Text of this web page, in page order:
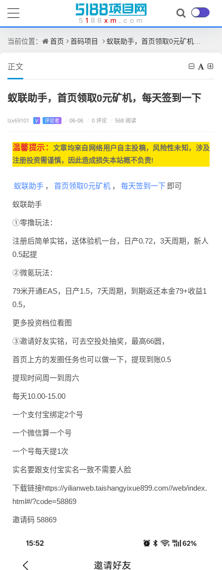
当前位置： 首页 首码项目 蚁联助手，首页领取0元矿机，每天签到一下
正文
蚁联助手，首页领取0元矿机，每天签到一下
lzx69101 V 评论者 / 06-06 / 0 评论 / 568 阅读
温馨提示： 文章均来自网络用户自主投稿， 风险性未知，涉及
注册投资需谨慎，因此造成损失本站概不负责!
蚁联助手 ， 首页领取0元矿机 ， 每天签到一下 即可
蚁联助手
①零撸玩法：
注册后简单实铭，送体验机一台，日产0.72， 3天周期，新人
0.5起提
②微氪玩法：
79米开通EAS，日产1.5，7天周期，到期返还本金79+收益1
0.5，
更多投资档位看图
③邀请好友实铭，可去空投处抽奖，最高66圆，
首页上方的发圈任务也可以做一下，提现到账0.5
提现时间周一到周六
每天10.00-15.00
一个支付宝绑定2个号
一个微信算一个号
一个号每天提1次
实名要跟支付宝实名一致不需要人脸
下载链接https://yilianweb.taishangyixue899.com//web/index.
html#/?code=58869
邀请码 58869